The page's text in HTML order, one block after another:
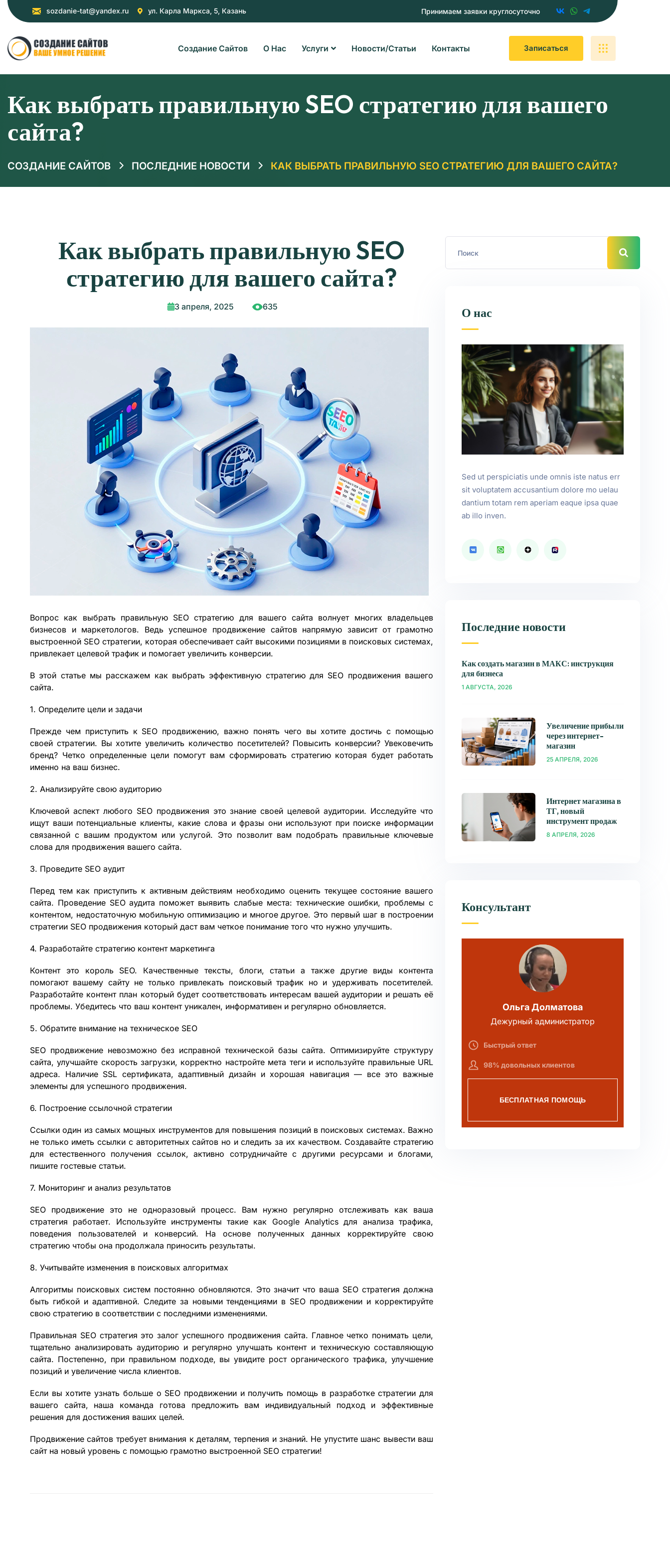
sozdanie-tat@yandex.ru ул. Карла Маркса, 5, Казань Принимаем заявки круглосуточно
Создание Сайтов О Нас Услуги Новости/статьи Контакты ЗАПИСАТЬСЯ
Как выбрать правильную SEO стратегию для вашего
сайта?
СОЗДАНИЕ САЙТОВ ПОСЛЕДНИЕ НОВОСТИ КАК ВЫБРАТЬ ПРАВИЛЬНУЮ SEO СТРАТЕГИЮ ДЛЯ ВАШЕГО САЙТА?
Как выбрать правильную SEO
стратегию для вашего сайта?
3 апреля, 2025 635
Вопрос как выбрать правильную SEO стратегию для вашего сайта волнует многих владельцев
бизнесов и маркетологов. Ведь успешное продвижение сайтов напрямую зависит от грамотно
выстроенной SEO стратегии, которая обеспечивает сайт высокими позициями в поисковых системах,
привлекает целевой трафик и помогает увеличить конверсии.
В этой статье мы расскажем как выбрать эффективную стратегию для SEO продвижения вашего
сайта.
1. Определите цели и задачи
Прежде чем приступить к SEO продвижению, важно понять чего вы хотите достичь с помощью
своей стратегии. Вы хотите увеличить количество посетителей? Повысить конверсии? Увековечить
бренд? Четко определенные цели помогут вам сформировать стратегию которая будет работать
именно на ваш бизнес.
2. Анализируйте свою аудиторию
Ключевой аспект любого SEO продвижения это знание своей целевой аудитории. Исследуйте что
ищут ваши потенциальные клиенты, какие слова и фразы они используют при поиске информации
связанной с вашим продуктом или услугой. Это позволит вам подобрать правильные ключевые
слова для продвижения вашего сайта.
3. Проведите SEO аудит
Перед тем как приступить к активным действиям необходимо оценить текущее состояние вашего
сайта. Проведение SEO аудита поможет выявить слабые места: технические ошибки, проблемы с
контентом, недостаточную мобильную оптимизацию и многое другое. Это первый шаг в построении
стратегии SEO продвижения который даст вам четкое понимание того что нужно улучшить.
4. Разработайте стратегию контент маркетинга
Контент это король SEO. Качественные тексты, блоги, статьи а также другие виды контента
помогают вашему сайту не только привлекать поисковый трафик но и удерживать посетителей.
Разработайте контент план который будет соответствовать интересам вашей аудитории и решать её
проблемы. Убедитесь что ваш контент уникален, информативен и регулярно обновляется.
5. Обратите внимание на техническое SEO
SEO продвижение невозможно без исправной технической базы сайта. Оптимизируйте структуру
сайта, улучшайте скорость загрузки, корректно настройте мета теги и используйте правильные URL
адреса. Наличие SSL сертификата, адаптивный дизайн и хорошая навигация — все это важные
элементы для успешного продвижения.
6. Построение ссылочной стратегии
Ссылки один из самых мощных инструментов для повышения позиций в поисковых системах. Важно
не только иметь ссылки с авторитетных сайтов но и следить за их качеством. Создавайте стратегию
для естественного получения ссылок, активно сотрудничайте с другими ресурсами и блогами,
пишите гостевые статьи.
7. Мониторинг и анализ результатов
SEO продвижение это не одноразовый процесс. Вам нужно регулярно отслеживать как ваша
стратегия работает. Используйте инструменты такие как Google Analytics для анализа трафика,
поведения пользователей и конверсий. На основе полученных данных корректируйте свою
стратегию чтобы она продолжала приносить результаты.
8. Учитывайте изменения в поисковых алгоритмах
Алгоритмы поисковых систем постоянно обновляются. Это значит что ваша SEO стратегия должна
быть гибкой и адаптивной. Следите за новыми тенденциями в SEO продвижении и корректируйте
свою стратегию в соответствии с последними изменениями.
Правильная SEO стратегия это залог успешного продвижения сайта. Главное четко понимать цели,
тщательно анализировать аудиторию и регулярно улучшать контент и техническую составляющую
сайта. Постепенно, при правильном подходе, вы увидите рост органического трафика, улучшение
позиций и увеличение числа клиентов.
Если вы хотите узнать больше о SEO продвижении и получить помощь в разработке стратегии для
вашего сайта, наша команда готова предложить вам индивидуальный подход и эффективные
решения для достижения ваших целей.
Продвижение сайтов требует внимания к деталям, терпения и знаний. Не упустите шанс вывести ваш
сайт на новый уровень с помощью грамотно выстроенной SEO стратегии!
О нас
Sed ut perspiciatis unde omnis iste natus err
sit voluptatem accusantium dolore mo uelau
dantium totam rem aperiam eaque ipsa quae
ab illo inven.
Последние новости
Как создать магазин в МАКС: инструкция
для бизнеса
1 АВГУСТА, 2026
Увеличение прибыли
через интернет-
магазин
25 АПРЕЛЯ, 2026
Интернет магазина в
ТГ, новый
инструмент продаж
8 АПРЕЛЯ, 2026
Консультант
Ольга Долматова
Дежурный администратор
Быстрый ответ
98% довольных клиентов
БЕСПЛАТНАЯ ПОМОЩЬ